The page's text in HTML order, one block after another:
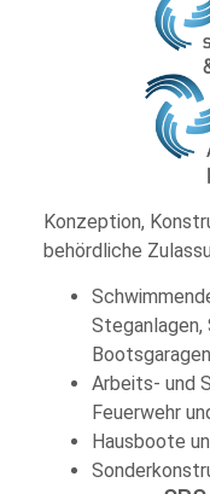
Konzeption,
behördliche
Arbeits- und
Feuerwehr
Hausboote